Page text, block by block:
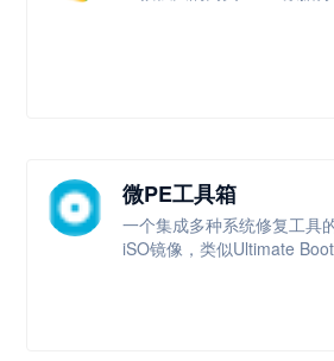
微PE工具箱
一个集成多种系统修复工具
iSO镜像，类似Ultimate